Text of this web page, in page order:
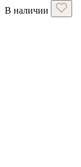
В наличии